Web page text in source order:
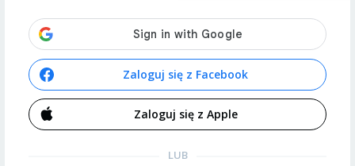
Zaloguj się z Facebook
Zaloguj się z Apple
LUB